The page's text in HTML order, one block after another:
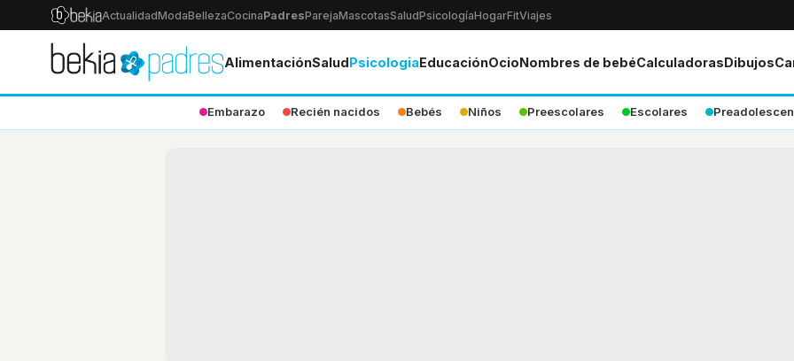
ActualidadModaBellezaCocinaPadresParejaMascotasSaludPsicologíaHogarFitViajes
AlimentaciónSaludPsicologiaEducaciónOcioNombres de bebéCalculadorasDibujos
Embarazo Recién nacidos Bebés Niños Preescolares Escolares